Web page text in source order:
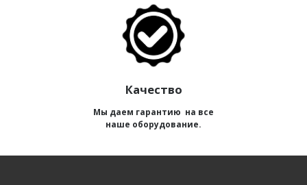
Качество
Мы даем гарантию на все
наше оборудование.